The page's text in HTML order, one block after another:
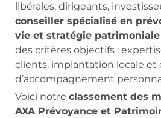
libérales, dirigeants,
conseiller spécialisé en
vie et stratégie patrimoniale
des critères objectifs :
clients, implantation locale et
d’accompagnement
Voici notre classement des
AXA Prévoyance et